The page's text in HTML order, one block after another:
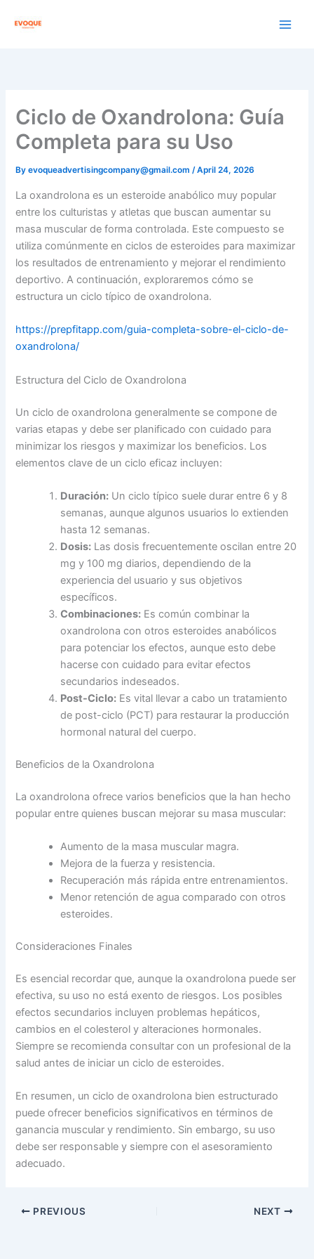
Ciclo de Oxandrolona: Guía
Completa para su Uso
Byevoqueadvertisingcompany@gmail.com/April 24, 2026
La oxandrolona es un esteroide anabólico muy popular
entre los culturistas y atletas que buscan aumentar su
masa muscular de forma controlada. Este compuesto se
utiliza comúnmente en ciclos de esteroides para maximizar
los resultados de entrenamiento y mejorar el rendimiento
deportivo. A continuación, exploraremos cómo se
estructura un ciclo típico de oxandrolona.
https://prepfitapp.com/guia-completa-sobre-el-ciclo-de-
oxandrolona/
Estructura del Ciclo de Oxandrolona
Un ciclo de oxandrolona generalmente se compone de
varias etapas y debe ser planificado con cuidado para
minimizar los riesgos y maximizar los beneficios. Los
elementos clave de un ciclo eficaz incluyen:
Duración: Un ciclo típico suele durar entre 6 y 8
semanas, aunque algunos usuarios lo extienden
hasta 12 semanas.
Dosis: Las dosis frecuentemente oscilan entre 20
mg y 100 mg diarios, dependiendo de la
experiencia del usuario y sus objetivos
específicos.
Combinaciones: Es común combinar la
oxandrolona con otros esteroides anabólicos
para potenciar los efectos, aunque esto debe
hacerse con cuidado para evitar efectos
secundarios indeseados.
Post-Ciclo: Es vital llevar a cabo un tratamiento
de post-ciclo (PCT) para restaurar la producción
hormonal natural del cuerpo.
Beneficios de la Oxandrolona
La oxandrolona ofrece varios beneficios que la han hecho
popular entre quienes buscan mejorar su masa muscular:
Aumento de la masa muscular magra.
Mejora de la fuerza y resistencia.
Recuperación más rápida entre entrenamientos.
Menor retención de agua comparado con otros
esteroides.
Consideraciones Finales
Es esencial recordar que, aunque la oxandrolona puede ser
efectiva, su uso no está exento de riesgos. Los posibles
efectos secundarios incluyen problemas hepáticos,
cambios en el colesterol y alteraciones hormonales.
Siempre se recomienda consultar con un profesional de la
salud antes de iniciar un ciclo de esteroides.
En resumen, un ciclo de oxandrolona bien estructurado
puede ofrecer beneficios significativos en términos de
ganancia muscular y rendimiento. Sin embargo, su uso
debe ser responsable y siempre con el asesoramiento
adecuado.
PREVIOUS NEXT